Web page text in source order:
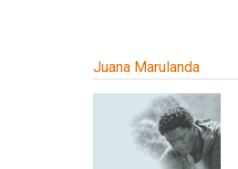
Juana Marulanda